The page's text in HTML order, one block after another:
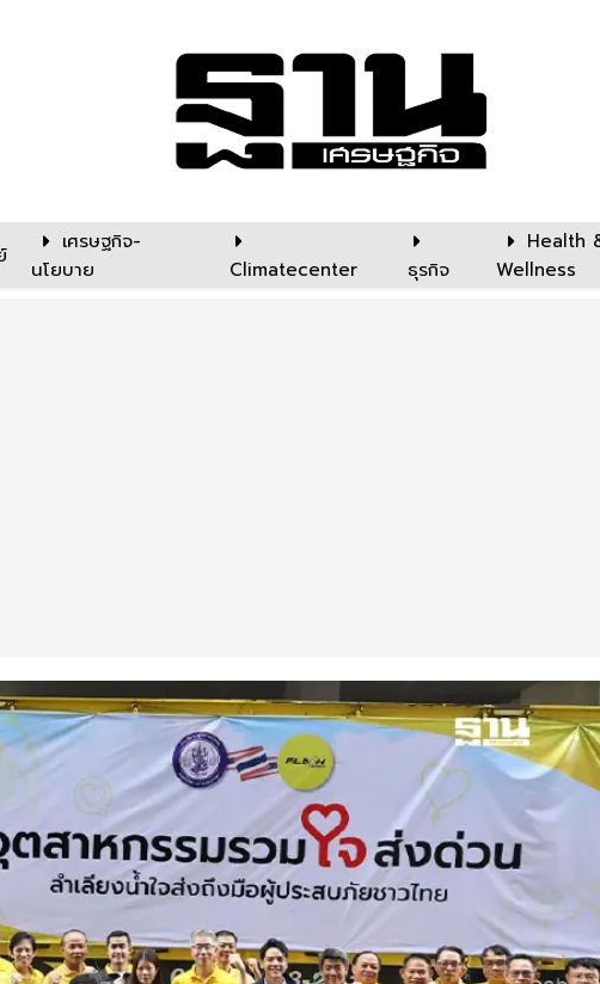
เศรษฐกิจ-
นโยบาย
Climatecenter ธุรกิจ
Health
Wellness